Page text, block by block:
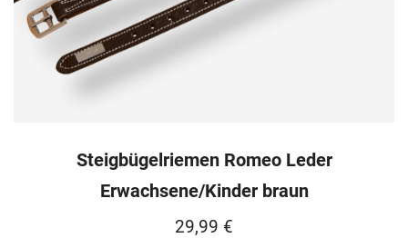
Steigbügelriemen Romeo Leder
Erwachsene/Kinder braun
29,99 €